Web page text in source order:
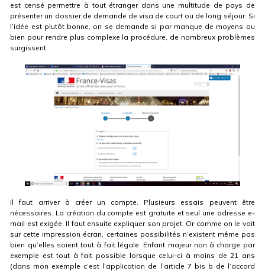
est censé permettre à tout étranger dans une multitude de pays de
présenter un dossier de demande de visa de court ou de long séjour. Si
l’idée est plutôt bonne, on se demande si par manque de moyens ou
bien pour rendre plus complexe la procédure, de nombreux problèmes
surgissent.
Il faut arriver à créer un compte. Plusieurs essais peuvent être
nécessaires. La création du compte est gratuite et seul une adresse e-
mail est exigée. Il faut ensuite expliquer son projet. Or comme on le voit
sur cette impression écran, certaines possibilités n’existent même pas
bien qu’elles soient tout à fait légale. Enfant majeur non à charge par
exemple est tout à fait possible lorsque celui-ci à moins de 21 ans
(dans mon exemple c’est l’application de l’article 7 bis b de l’accord